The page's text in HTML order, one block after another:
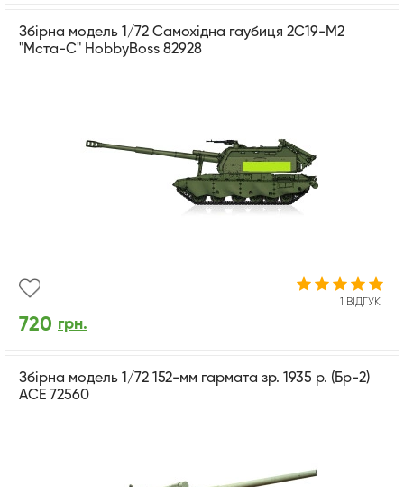
Збірна модель 1/72 Самохідна гаубиця 2С19-М2
"Мста-С" HobbyBoss 82928
1 ВІДГУК
720 грн.
Збірна модель 1/72 152-мм гармата зр. 1935 р. (Бр-2)
ACE 72560